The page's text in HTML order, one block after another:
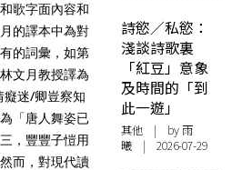
歌字面內容和
的譯本中為對
的詞彙，如第
文月教授譯為
癡迷/卿豈察知
「唐人舞姿已
，豐豐子愷用
而，對現代讀
詩慾／私慾：
淺談詩歌裏
「紅豆」意象
及時間的「到
此一遊」
其他 | by 雨
曦 | 2026-07-29